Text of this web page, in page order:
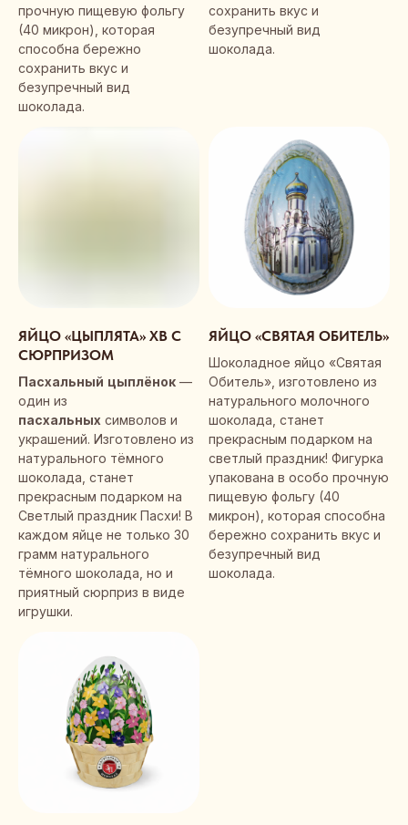
прочную пищевую фольгу
(40 микрон), которая
способна бережно
сохранить вкус и
безупречный вид
шоколада.
сохранить вкус и
безупречный вид
шоколада.
ЯЙЦО «ЦЫПЛЯТА» ХВ С
СЮРПРИЗОМ
Пасхальный цыплёнок —
один из
пасхальных символов и
украшений. Изготовлено из
натурального тёмного
шоколада, станет
прекрасным подарком на
Светлый праздник Пасхи! В
каждом яйце не только 30
грамм натурального
тёмного шоколада, но и
приятный сюрприз в виде
игрушки.
ЯЙЦО «СВЯТАЯ ОБИТЕЛЬ»
Шоколадное яйцо «Святая
Обитель», изготовлено из
натурального молочного
шоколада, станет
прекрасным подарком на
светлый праздник! Фигурка
упакована в особо прочную
пищевую фольгу (40
микрон), которая способна
бережно сохранить вкус и
безупречный вид
шоколада.